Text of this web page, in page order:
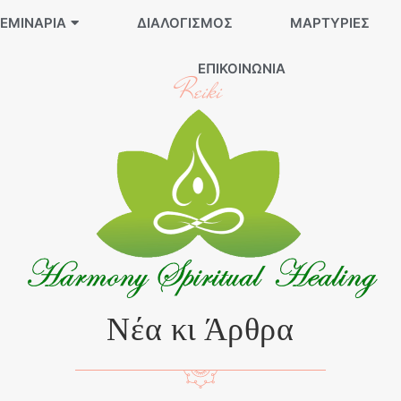
ΔΙΑΛΟΓΙΣΜΌΣ ΜΑΡΤΥΡΊΕΣ
ΕΠΙΚΟΙΝΩΝΊΑ
Reiki
Νέα κι Άρθρα